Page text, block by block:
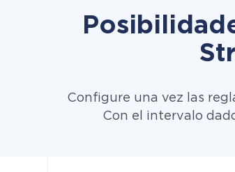
Configure una vez las
Con el intervalo